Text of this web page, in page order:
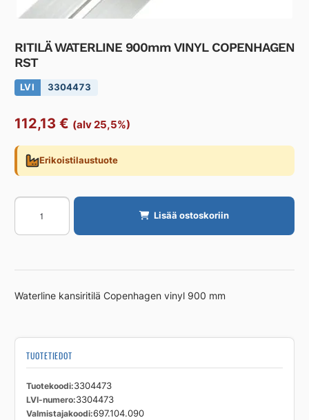
RITILÄ WATERLINE 900mm VINYL COPENHAGEN
RST
LVI 3304473
112,13 € (alv 25,5%)
Erikoistilaustuote
RITILÄ
WATERLINE
900mm
COPENHAGEN
määrä
Lisää ostoskoriin
Waterline kansiritilä Copenhagen vinyl 900 mm
TUOTETIEDOT
Tuotekoodi 3304473
LVI-numero 3304473
Valmistajakoodi 697.104.090